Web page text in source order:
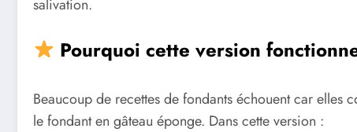
salivation.
Pourquoi cette version
Beaucoup de recettes de fondants échouent car elles
le fondant en gâteau éponge. Dans cette version :